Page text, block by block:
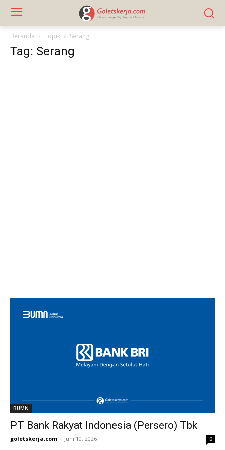
Beranda Topik Serang
Tag: Serang
BUMN
PT Bank Rakyat Indonesia (Persero) Tbk
goletskerja.com - Juni 10, 2026 0